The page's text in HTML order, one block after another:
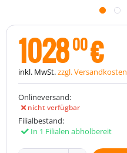
102800€
inkl. MwSt.zzgl. Versandkosten
Onlineversand:
nicht verfügbar
Filialbestand:
In 1 Filialen abholbereit